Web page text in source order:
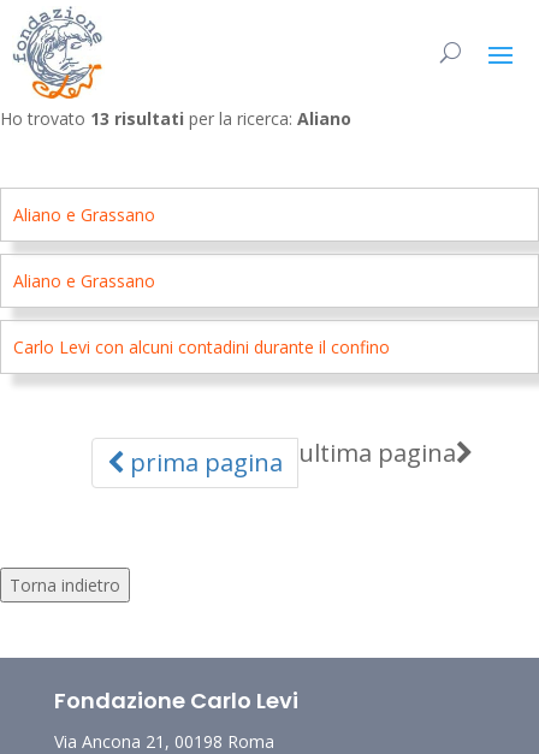
Ho trovato 13 risultati per la ricerca: Aliano
Aliano e Grassano
Aliano e Grassano
Carlo Levi con alcuni contadini durante il confino
prima pagina ultima pagina
Torna indietro
Fondazione Carlo Levi
Via Ancona 21, 00198 Roma